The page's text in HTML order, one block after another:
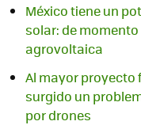
México tiene un
solar: de
agrovoltaica
Al mayor proyecto
surgido un
por drones